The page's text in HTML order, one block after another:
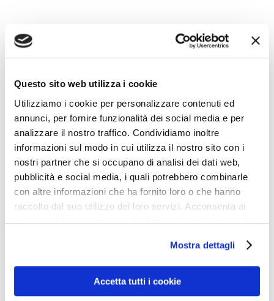
Questo sito web utilizza i cookie
Utilizziamo i cookie per personalizzare contenuti ed
annunci, per fornire funzionalità dei social media e per
analizzare il nostro traffico. Condividiamo inoltre
informazioni sul modo in cui utilizza il nostro sito con i
nostri partner che si occupano di analisi dei dati web,
pubblicità e social media, i quali potrebbero combinarle
con altre informazioni che ha fornito loro o che hanno
raccolto dal suo utilizzo dei loro servizi. Acconsenta ai
nostri cookie se continua ad utilizzare il nostro sito web.
Mostra dettagli
Accetta tutti i cookie
di vino, essendo ancora poco abituato all’emozionante
due suoi figli abbiano preso la cosa abbastanza
sportivamente, mentre il terzo manifestò in modo
sarcastico la sua disapprovazione. Erano così nati i due
principali rami dell’umanità: quelli che sanno vivere e i
puritani integralisti.
MARIA ANTONIETTA NOVARA BIAGINI
Shares
NOÈ PURITANI VINO